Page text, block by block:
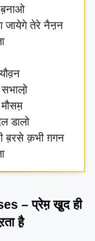
जायेगे तेरे नैऩन
डालो
ब़रसे क़भी ग़गन
– प्रेम़ खु़द ही
है़